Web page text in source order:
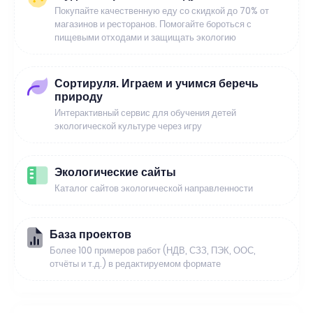
Покупайте качественную еду со скидкой до 70% от
магазинов и ресторанов. Помогайте бороться с
пищевыми отходами и защищать экологию
Сортируля. Играем и учимся беречь
природу
Интерактивный сервис для обучения детей
экологической культуре через игру
Экологические сайты
Каталог сайтов экологической направленности
База проектов
Более 100 примеров работ (НДВ, СЗЗ, ПЭК, ООС,
отчёты и т.д.) в редактируемом формате